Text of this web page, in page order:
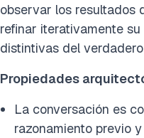
observar los resultados
refinar iterativamente
distintivas del
Propiedades
La conversación es
razonamiento previo